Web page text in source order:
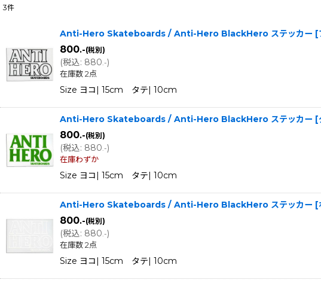
在庫あり
並び順:
3件
Anti-Hero Skateboards / Anti-Hero BlackHero ステッカー [
800.-(税別)
(税込: 880 .-)
在庫数 2点
Size ヨコ| 15cm タテ| 10cm
Anti-Hero Skateboards / Anti-Hero BlackHero ステッカー [
800.-(税別)
(税込: 880 .-)
在庫わずか
Size ヨコ| 15cm タテ| 10cm
Anti-Hero Skateboards / Anti-Hero BlackHero ステッカー [
800.-(税別)
(税込: 880 .-)
在庫数 2点
Size ヨコ| 15cm タテ| 10cm